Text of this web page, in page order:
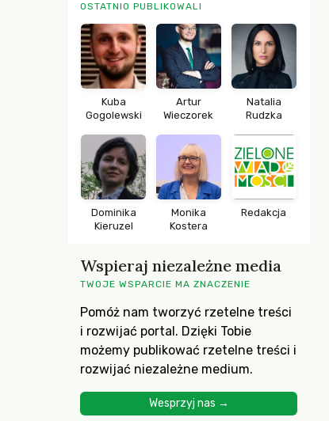
OSTATNIO PUBLIKOWALI
Kuba
Gogolewski
Artur
Wieczorek
Natalia
Rudzka
Dominika
Kieruzel
Monika
Kostera
Redakcja
Wspieraj niezależne media
TWOJE WSPARCIE MA ZNACZENIE
Pomóż nam tworzyć rzetelne treści
i rozwijać portal. Dzięki Tobie
możemy publikować rzetelne treści i
rozwijać niezależne medium.
Wesprzyj nas →